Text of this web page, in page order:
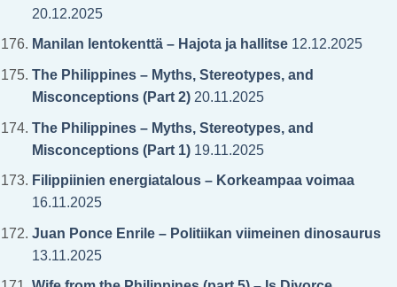
20.12.2025
Manilan lentokenttä – Hajota ja hallitse12.12.2025
The Philippines – Myths, Stereotypes, and
Misconceptions (Part 2)20.11.2025
The Philippines – Myths, Stereotypes, and
Misconceptions (Part 1)19.11.2025
Filippiinien energiatalous – Korkeampaa voimaa
16.11.2025
Juan Ponce Enrile – Politiikan viimeinen dinosaurus
13.11.2025